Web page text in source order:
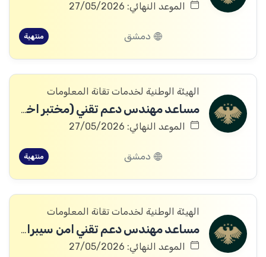
الموعد النهائي: 27/05/2026
دمشق منتهية
الهيئة الوطنية لخدمات تقانة المعلومات
مساعد مهندس دعم تقني (مختبر اختراق Penetration Tester - PT)
الموعد النهائي: 27/05/2026
دمشق منتهية
الهيئة الوطنية لخدمات تقانة المعلومات
مساعد مهندس دعم تقني امن سيبراني)
الموعد النهائي: 27/05/2026